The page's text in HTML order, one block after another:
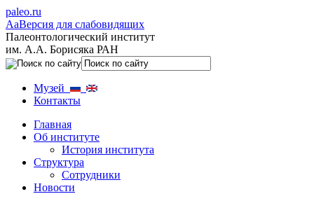
paleo.ru
AaВерсия для слабовидящих
Палеонтологический институт
им. А.А. Борисяка РАН
Музей
Контакты
Главная
Об институте
История института
Структура
Сотрудники
Новости